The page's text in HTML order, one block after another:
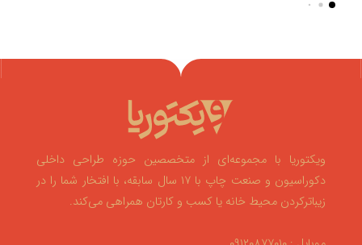
ویکتوریا با مجموعه‌ای از متخصصین حوزه طراحی داخلی
دکوراسیون و صنعت چاپ با ۱۷ سال سابقه، با افتخار شما را در
زیباترکردن محیط خانه یا کسب و کارتان همراهی می‌کند.